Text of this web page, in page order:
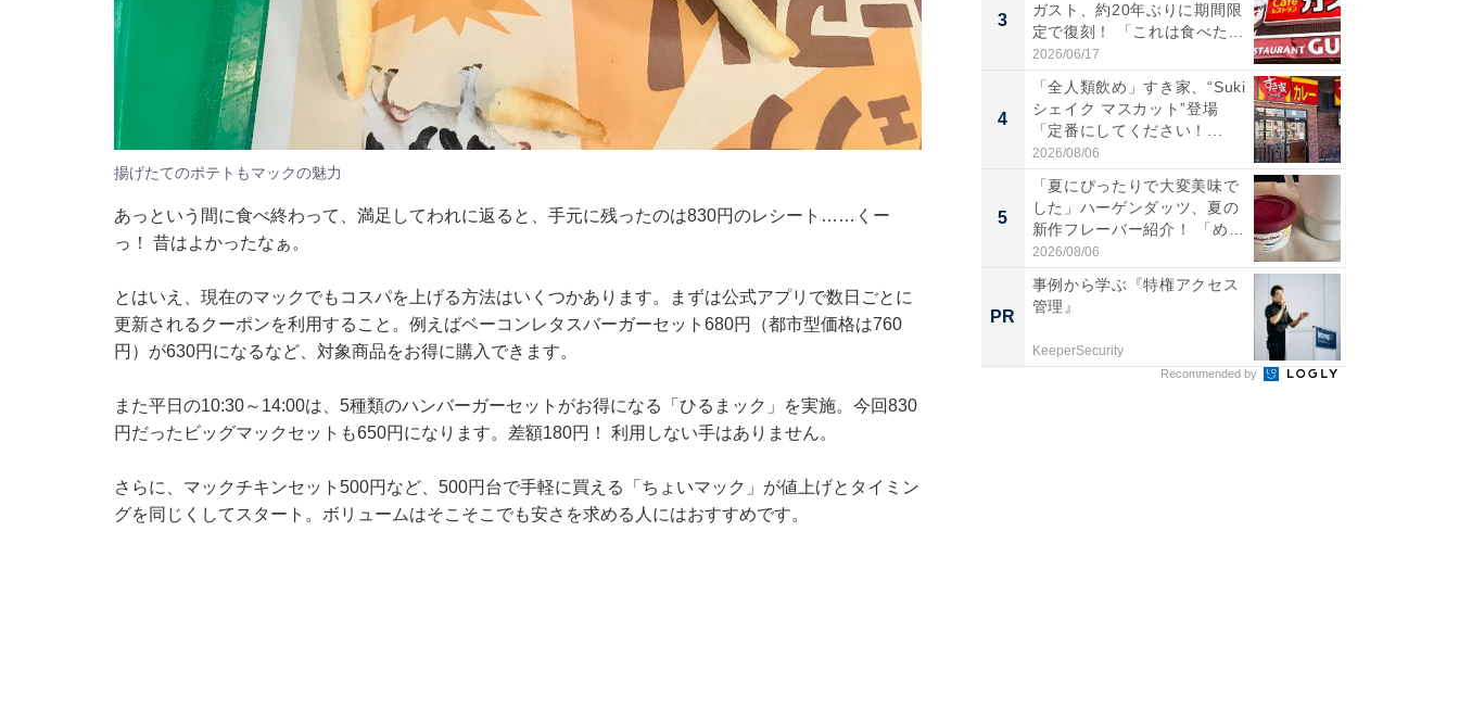
揚げたてのポテトもマックの魅力
あっという間に食べ終わって、満足してわれに返ると、手元に残ったのは830円のレシート……くー
っ！ 昔はよかったなぁ。
とはいえ、現在のマックでもコスパを上げる方法はいくつかあります。まずは公式アプリで数日ごとに
更新されるクーポンを利用すること。例えばベーコンレタスバーガーセット680円（都市型価格は760
円）が630円になるなど、対象商品をお得に購入できます。
また平日の10:30～14:00は、5種類のハンバーガーセットがお得になる「ひるまック」を実施。今回830
円だったビッグマックセットも650円になります。差額180円！ 利用しない手はありません。
さらに、マックチキンセット500円など、500円台で手軽に買える「ちょいマック」が値上げとタイミン
グを同じくしてスタート。ボリュームはそこそこでも安さを求める人にはおすすめです。
3
ガスト、約20年ぶりに期間限
定で復刻！ 「これは食べた...
2026/06/17
4
「全人類飲め」すき家、“Suki
シェイク マスカット”登場
「定番にしてください！...
2026/08/06
5
「夏にぴったりで大変美味で
した」ハーゲンダッツ、夏の
新作フレーバー紹介！ 「め
ち...
2026/08/06
PR
事例から学ぶ『特権アクセス
管理』
KeeperSecurity
Recommended by